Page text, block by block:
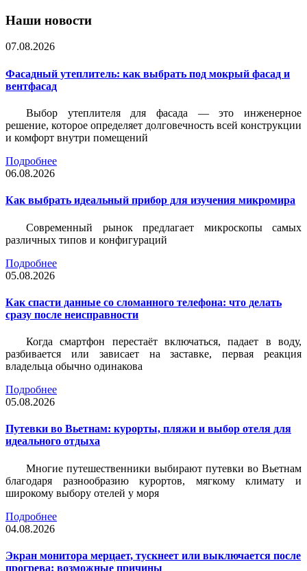
Наши новости
07.08.2026
Фасадный утеплитель: как выбрать под мокрый фасад и
вентфасад
Выбор утеплителя для фасада — это инженерное
решение, которое определяет долговечность всей конструкции
и комфорт внутри помещений
Подробнее
06.08.2026
Как выбрать идеальный прибор для изучения микромира
Современный рынок предлагает микроскопы самых
различных типов и конфигураций
Подробнее
05.08.2026
Как спасти данные со сломанного телефона: что делать
сразу после неисправности
Когда смартфон перестаёт включаться, падает в воду,
разбивается или зависает на заставке, первая реакция
владельца обычно одинакова
Подробнее
05.08.2026
Путевки во Вьетнам: курорты, пляжи и выбор отеля для
идеального отдыха
Многие путешественники выбирают путевки во Вьетнам
благодаря разнообразию курортов, мягкому климату и
широкому выбору отелей у моря
Подробнее
04.08.2026
Экран монитора мерцает, тускнеет или выключается после
прогрева: возможные причины